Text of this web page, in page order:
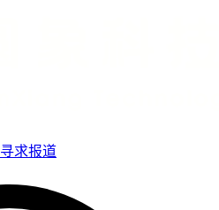
寻求报道